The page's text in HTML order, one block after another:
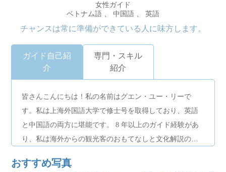
女性ガイド
ベトナム語 、 中国語 、 英語
チャンスは常に準備ができている人に味方します。
ガイド自己紹
介
専門・スキル
紹介
皆さんこんにちは！私の名前はグエン・ユー・リーで
す。私は上海外国語大学で修士号を取得しており、英語
と中国語の両方に堪能です。 8 年以上のガイド経験があ
り、私は海外からの観光客のおもてなしと文化解説の提
の地域の歴史、文化、習慣、人気の観光スポットについ
おすすめ写真